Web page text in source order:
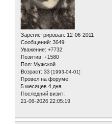
Зарегистрирован: 12-06-2011
Сообщений: 3649
Уважение: +7732
Позитив: +1580
Пол: Мужской
Возраст: 33 [1993-04-01]
Провел на форуме:
5 месяцев 4 дня
Последний визит:
21-06-2026 22:05:19